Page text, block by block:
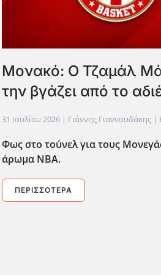
Μονακό: Ο Τζαμάλ
την βγάζει από το
31 Ιουλίου 2026| Γιάννης Γιαννουδάκης |
Φως στο τούνελ για τους
άρωμα ΝΒΑ.
ΠΕΡΙΣΣΌΤΕΡΑ